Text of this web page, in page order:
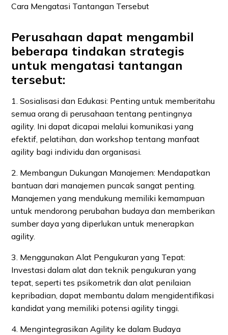
Cara Mengatasi Tantangan Tersebut
Perusahaan dapat mengambil
beberapa tindakan strategis
untuk mengatasi tantangan
tersebut:
1. Sosialisasi dan Edukasi: Penting untuk memberitahu
semua orang di perusahaan tentang pentingnya
agility. Ini dapat dicapai melalui komunikasi yang
efektif, pelatihan, dan workshop tentang manfaat
agility bagi individu dan organisasi.
2. Membangun Dukungan Manajemen: Mendapatkan
bantuan dari manajemen puncak sangat penting.
Manajemen yang mendukung memiliki kemampuan
untuk mendorong perubahan budaya dan memberikan
sumber daya yang diperlukan untuk menerapkan
agility.
3. Menggunakan Alat Pengukuran yang Tepat:
Investasi dalam alat dan teknik pengukuran yang
tepat, seperti tes psikometrik dan alat penilaian
kepribadian, dapat membantu dalam mengidentifikasi
kandidat yang memiliki potensi agility tinggi.
4. Mengintegrasikan Agility ke dalam Budaya